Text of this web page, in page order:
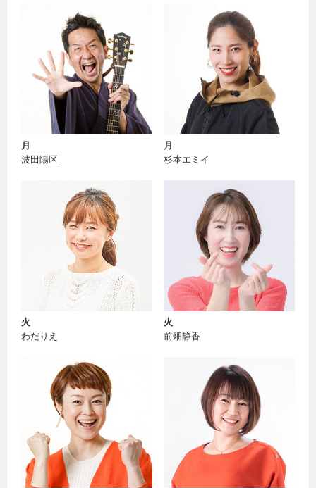
月
波田陽区
月
杉本エミイ
火
わだりえ
火
前畑静香